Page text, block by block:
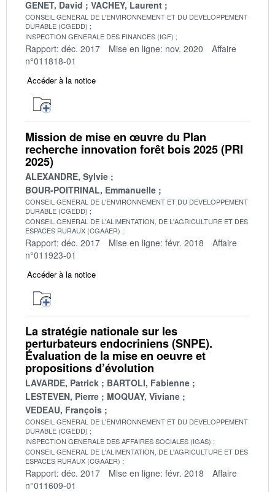
GENET, David VACHEY, Laurent
CONSEIL GENERAL DE L'ENVIRONNEMENT ET DU DEVELOPPEMENT
DURABLE (CGEDD)
INSPECTION GENERALE DES FINANCES (IGF)
Rapport: déc. 2017 Mise en ligne: nov. 2020
Affaire
n°011818-01
Accéder à la notice
Mission de mise en œuvre du Plan
recherche innovation forêt bois 2025 (PRI
2025)
ALEXANDRE, Sylvie
BOUR-POITRINAL, Emmanuelle
CONSEIL GENERAL DE L'ENVIRONNEMENT ET DU DEVELOPPEMENT
DURABLE (CGEDD)
CONSEIL GENERAL DE L'ALIMENTATION, DE L'AGRICULTURE ET DES
ESPACES RURAUX (CGAAER)
Rapport: déc. 2017 Mise en ligne: févr. 2018
Affaire
n°011923-01
Accéder à la notice
La stratégie nationale sur les
perturbateurs endocriniens (SNPE).
Évaluation de la mise en oeuvre et
propositions d’évolution
LAVARDE, Patrick
BARTOLI, Fabienne
LESTEVEN, Pierre
MOQUAY, Viviane
VEDEAU, François
CONSEIL GENERAL DE L'ENVIRONNEMENT ET DU DEVELOPPEMENT
DURABLE (CGEDD)
INSPECTION GENERALE DES AFFAIRES SOCIALES (IGAS)
CONSEIL GENERAL DE L'ALIMENTATION, DE L'AGRICULTURE ET DES
ESPACES RURAUX (CGAAER)
Rapport: déc. 2017 Mise en ligne: févr. 2018
Affaire
n°011609-01